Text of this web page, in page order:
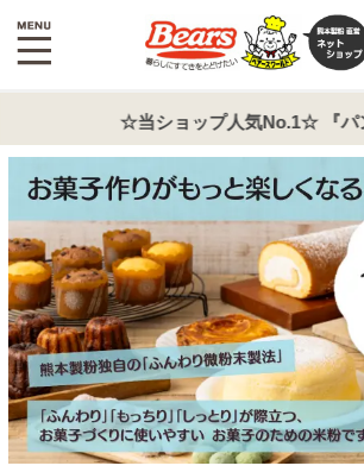
☆当ショップ人気No.1☆ 『パン用米粉